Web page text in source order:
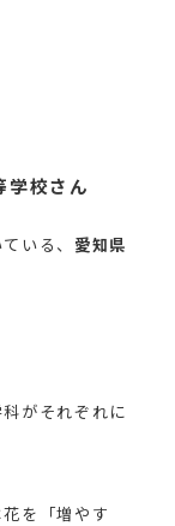
学校さん
いる、 愛知県
がそれぞれに
を「増やす